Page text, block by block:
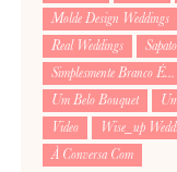
Molde Design Weddings
Real Weddings
Simplesmente Branco É...
Um Belo Bouquet
Video
Wise_up
À Conversa Com